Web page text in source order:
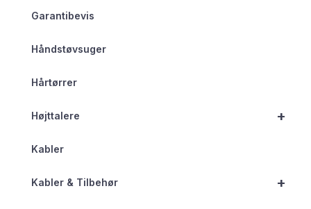
Garantibevis
Håndstøvsuger
Hårtørrer
+
Højttalere
Kabler
+
Kabler & Tilbehør